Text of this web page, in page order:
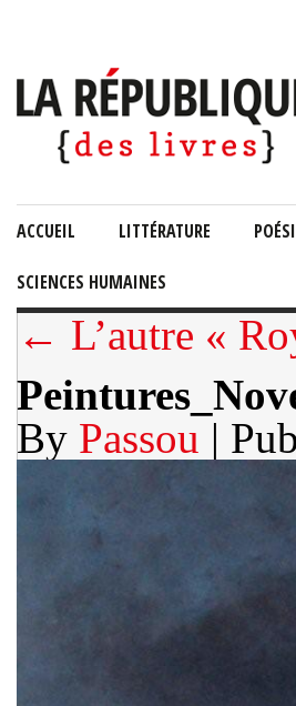
ACCUEIL LITTÉRATURE
SCIENCES HUMAINES
← L’autre «
By Passou |